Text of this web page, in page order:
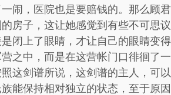
闹，医院也是要赔钱的。那么顾
房子，这让她感觉到有些不可思
闭上了眼睛，才让自己的眼睛变
之中，而是在这营帐门口徘徊了
这剑谱所说，这剑谱的主人，可
能保持相对独立的状态，至于原